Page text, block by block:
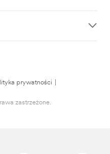
prywatności
zastrzeżone.